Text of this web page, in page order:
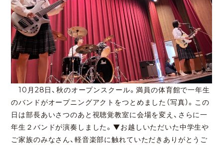
10月28日、秋のオープンスクール。満員の体育館で一年生
のバンドがオープニングアクトをつとめました（写真）。この
日は部長あいさつのあと視聴覚教室に会場を変え、さらに一
年生２バンドが演奏しました。▼お越しいただいた中学生や
ご家族のみなさん、軽音楽部に触れていただきありがとうご